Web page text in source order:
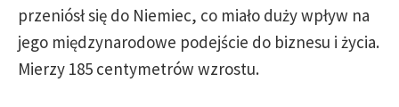
przeniósł się do Niemiec, co miało duży wpływ na
jego międzynarodowe podejście do biznesu i życia.
Mierzy 185 centymetrów wzrostu.